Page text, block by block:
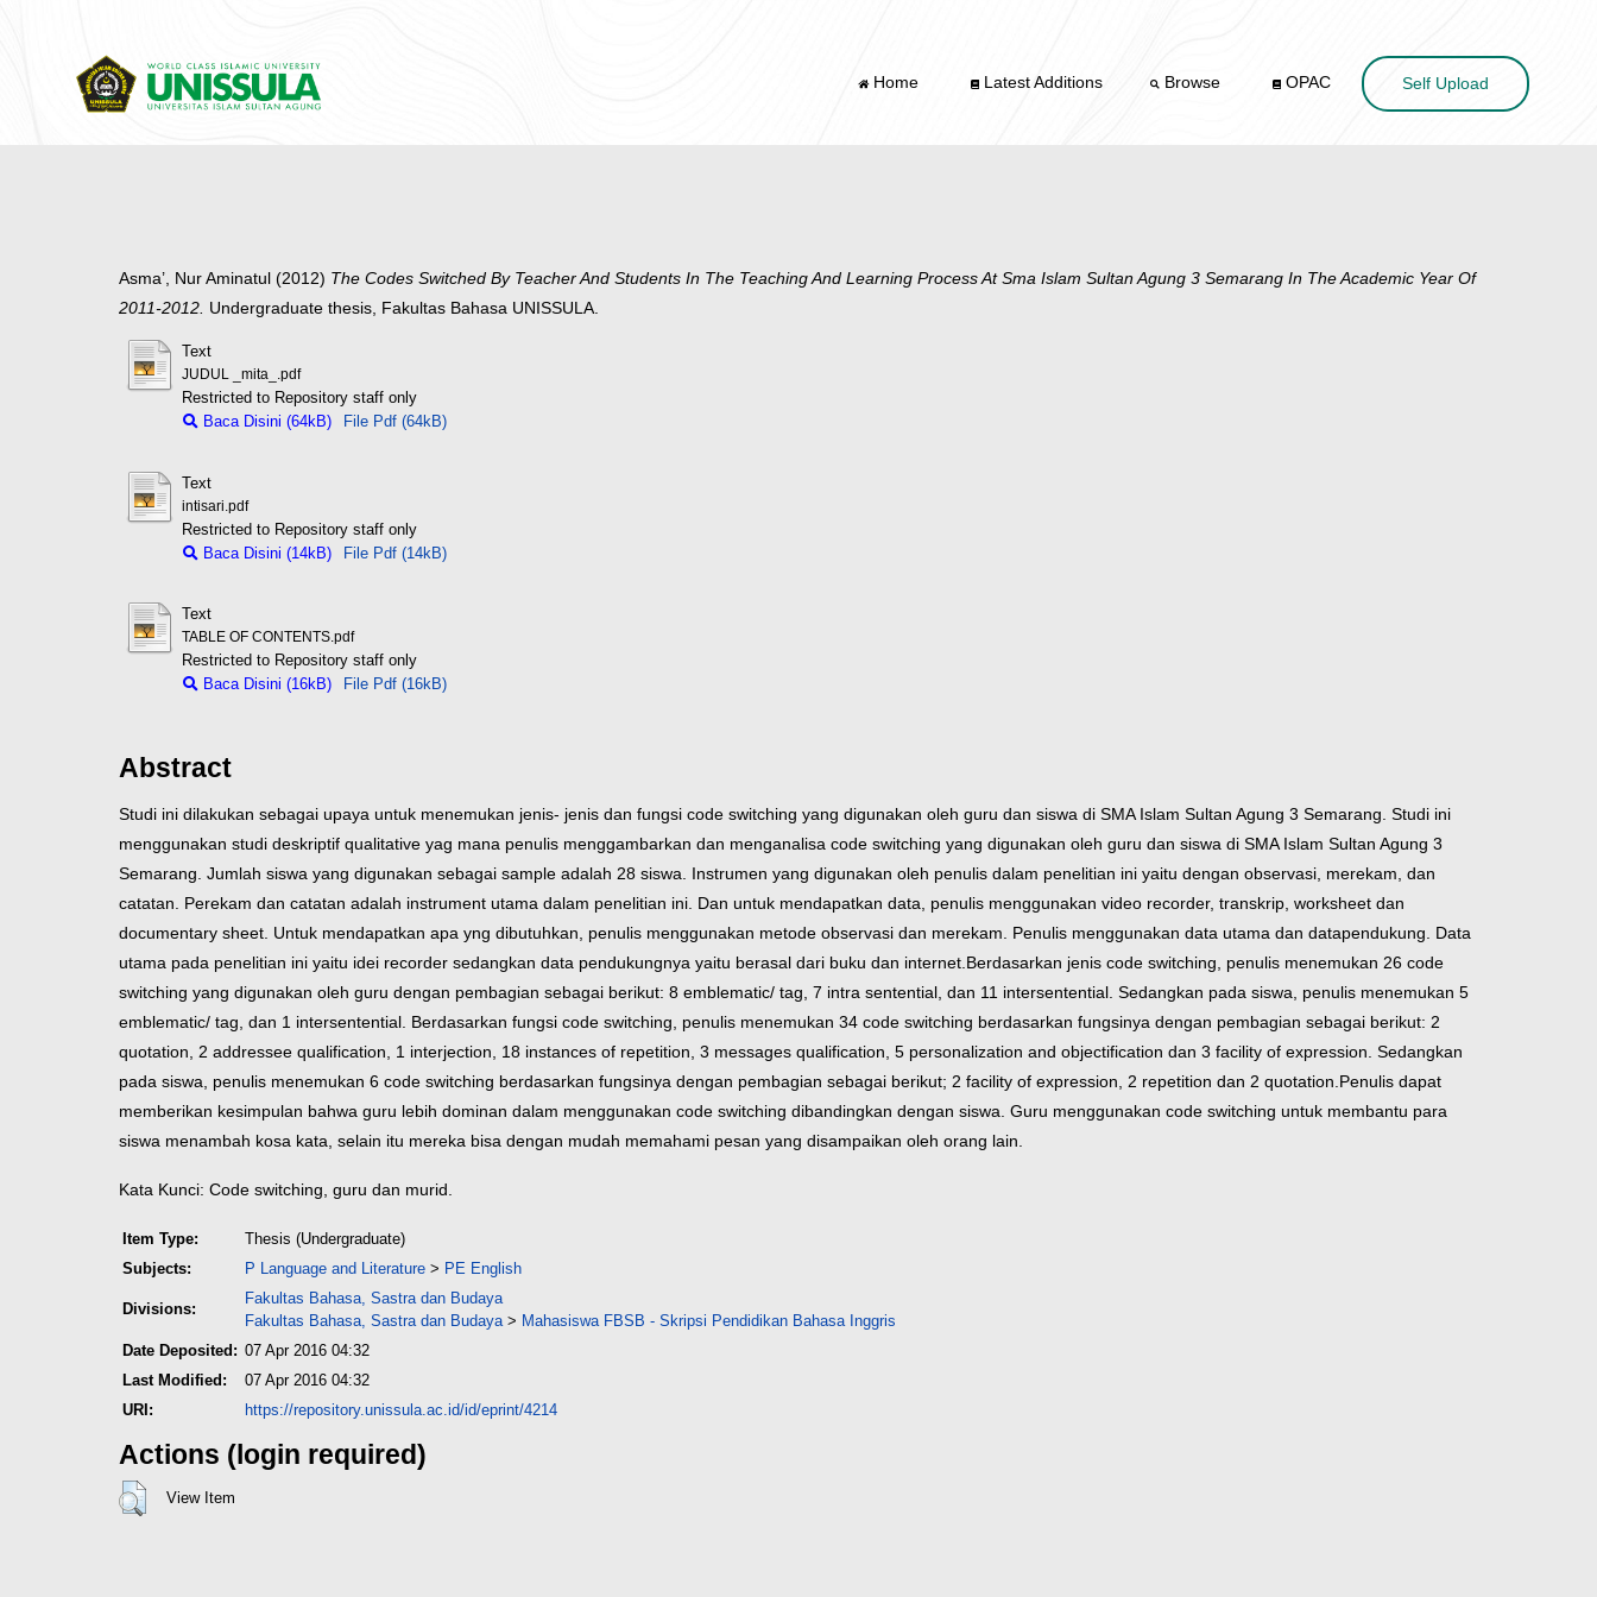
Home Latest Additions Browse OPAC Self Upload
Asma’, Nur Aminatul (2012) The Codes Switched By Teacher And Students In The Teaching And Learning Process At Sma Islam Sultan Agung 3 Semarang In The Academic Year Of
2011-2012. Undergraduate thesis, Fakultas Bahasa UNISSULA.
Text
JUDUL _mita_.pdf
Restricted to Repository staff only
Baca Disini (64kB)
File Pdf (64kB)
Text
intisari.pdf
Restricted to Repository staff only
Baca Disini (14kB)
File Pdf (14kB)
Text
TABLE OF CONTENTS.pdf
Restricted to Repository staff only
Baca Disini (16kB)
File Pdf (16kB)
Abstract
Studi ini dilakukan sebagai upaya untuk menemukan jenis- jenis dan fungsi code switching yang digunakan oleh guru dan siswa di SMA Islam Sultan Agung 3 Semarang. Studi ini
menggunakan studi deskriptif qualitative yag mana penulis menggambarkan dan menganalisa code switching yang digunakan oleh guru dan siswa di SMA Islam Sultan Agung 3
Semarang. Jumlah siswa yang digunakan sebagai sample adalah 28 siswa. Instrumen yang digunakan oleh penulis dalam penelitian ini yaitu dengan observasi, merekam, dan
catatan. Perekam dan catatan adalah instrument utama dalam penelitian ini. Dan untuk mendapatkan data, penulis menggunakan video recorder, transkrip, worksheet dan
documentary sheet. Untuk mendapatkan apa yng dibutuhkan, penulis menggunakan metode observasi dan merekam. Penulis menggunakan data utama dan datapendukung. Data
utama pada penelitian ini yaitu idei recorder sedangkan data pendukungnya yaitu berasal dari buku dan internet. Berdasarkan jenis code switching, penulis menemukan 26 code
switching yang digunakan oleh guru dengan pembagian sebagai berikut: 8 emblematic/ tag, 7 intra sentential, dan 11 intersentential. Sedangkan pada siswa, penulis menemukan 5
emblematic/ tag, dan 1 intersentential. Berdasarkan fungsi code switching, penulis menemukan 34 code switching berdasarkan fungsinya dengan pembagian sebagai berikut: 2
quotation, 2 addressee qualification, 1 interjection, 18 instances of repetition, 3 messages qualification, 5 personalization and objectification dan 3 facility of expression. Sedangkan
pada siswa, penulis menemukan 6 code switching berdasarkan fungsinya dengan pembagian sebagai berikut; 2 facility of expression, 2 repetition dan 2 quotation. Penulis dapat
memberikan kesimpulan bahwa guru lebih dominan dalam menggunakan code switching dibandingkan dengan siswa. Guru menggunakan code switching untuk membantu para
siswa menambah kosa kata, selain itu mereka bisa dengan mudah memahami pesan yang disampaikan oleh orang lain.
Kata Kunci: Code switching, guru dan murid.
Item Type:
Thesis (Undergraduate)
Subjects:
P Language and Literature > PE English
Divisions:
Fakultas Bahasa, Sastra dan Budaya
Fakultas Bahasa, Sastra dan Budaya > Mahasiswa FBSB - Skripsi Pendidikan Bahasa Inggris
Date Deposited: 07 Apr 2016 04:32
Last Modified:
07 Apr 2016 04:32
URI:
https://repository.unissula.ac.id/id/eprint/4214
Actions (login required)
View Item